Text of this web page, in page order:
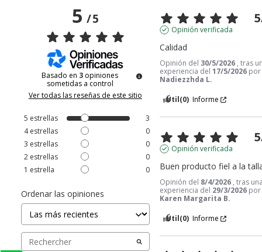
5/5
Basado en 3 opiniones
sometidas a control
Ver todas las reseñas de este sitio
5 estrellas
3
4estrellas
0
3 estrellas
0
2 estrellas
0
1 estrella 0
Ordenar las opiniones
5
Opinión verificada
Calidad
Opinión del 30/5/2026 , tras
experiencia del17/5/2026 por
Nadiezzhda L.
Útil(0) Informe
5
Opinión verificada
Buen producto fiel a la
Opinión del 8/4/2026 , tras
experiencia del 29/3/2026 por
Karen Margarita B.
Útil(0) Informe